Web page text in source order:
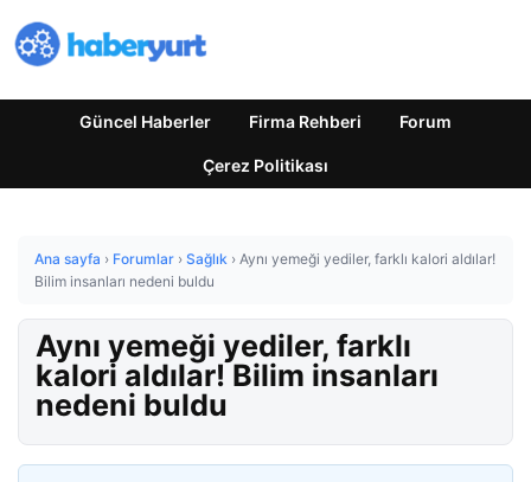
Güncel Haberler Firma Rehberi Forum
Çerez Politikası
Ana sayfa › Forumlar › Sağlık › Aynı yemeği yediler, farklı kalori aldılar!
Bilim insanları nedeni buldu
Aynı yemeği yediler, farklı
kalori aldılar! Bilim insanları
nedeni buldu